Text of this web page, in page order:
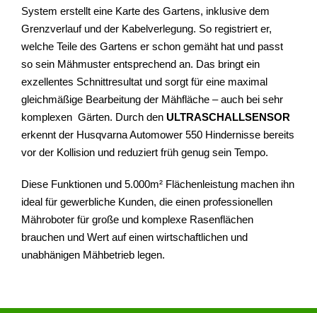
System erstellt eine Karte des Gartens, inklusive dem
Grenzverlauf und der Kabelverlegung. So registriert er,
welche Teile des Gartens er schon gemäht hat und passt
so sein Mähmuster entsprechend an. Das bringt ein
exzellentes Schnittresultat und sorgt für eine maximal
gleichmäßige Bearbeitung der Mähfläche – auch bei sehr
komplexen Gärten. Durch den ULTRASCHALLSENSOR
erkennt der Husqvarna Automower 550 Hindernisse bereits
vor der Kollision und reduziert früh genug sein Tempo.
Diese Funktionen und 5.000m² Flächenleistung machen ihn
ideal für gewerbliche Kunden, die einen professionellen
Mähroboter für große und komplexe Rasenflächen
brauchen und Wert auf einen wirtschaftlichen und
unabhänigen Mähbetrieb legen.